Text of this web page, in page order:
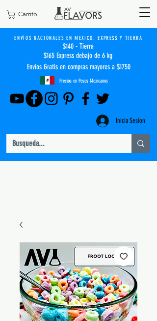
Carrito
ENVÍOS NACIONALES EN MEXICO. EXPRESS Y TIERRA
$140 - Tierra
$165 Express debajo de 6 kg
Envíos Gratis en compras mayores a $1750
Precios en Pesos Mexicanos
Inicia Sesion